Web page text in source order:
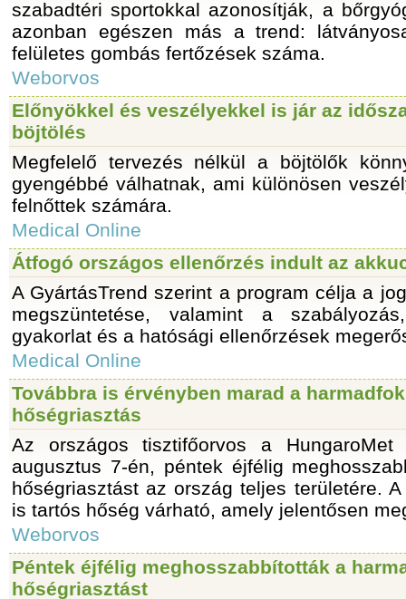
szabadtéri sportokkal azonosítják, a
azonban egészen más a trend:
felületes gombás fertőzések száma.
Weborvos
Előnyökkel és veszélyekkel is jár az
böjtölés
Megfelelő tervezés nélkül a böjtölők
gyengébbé válhatnak, ami különösen
felnőttek számára.
Medical Online
Átfogó országos ellenőrzés indult az
A GyártásTrend szerint a program célja a
megszüntetése, valamint a
gyakorlat és a hatósági ellenőrzések
Medical Online
Továbbra is érvényben marad a
hőségriasztás
Az országos tisztifőorvos a HungaroMet
augusztus 7-én, péntek éjfélig
hőségriasztást az ország teljes területére.
is tartós hőség várható, amely jelentősen
Weborvos
Péntek éjfélig meghosszabbították a
hőségriasztást